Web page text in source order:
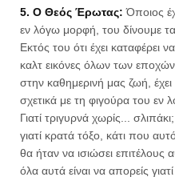
5. Ο Θεός Έρωτας: Όποιος
εν λόγω μορφή, του δίνουμε
Εκτός του ότι έχει καταφέρει
καλτ εικόνες όλων των
στην καθημερινή μας ζωή,
σχετικά με τη φιγούρα του εν
Γιατί τριγυρνά χωρίς...
γιατί κρατά τόξο, κάτι που
θα ήταν να ισιώσει
όλα αυτά είναι να απορείς